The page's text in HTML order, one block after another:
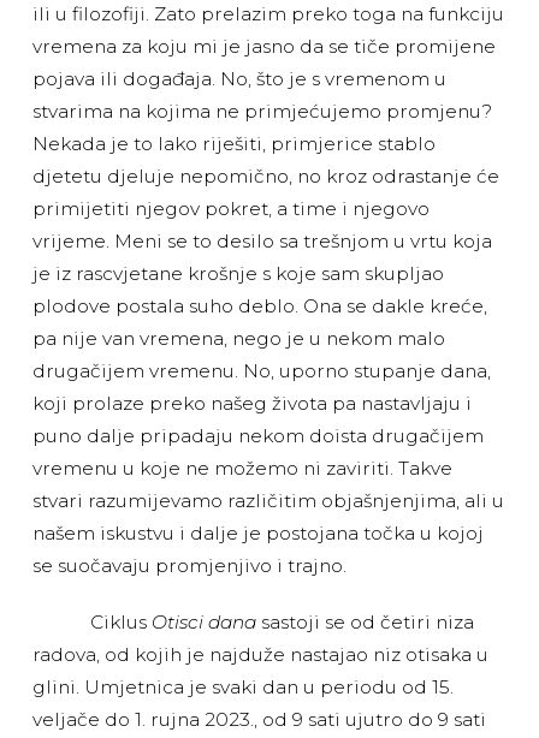
ili u filozofiji. Zato prelazim preko toga na funkciju
vremena za koju mi je jasno da se tiče promijene
pojava ili događaja. No, što je s vremenom u
stvarima na kojima ne primjećujemo promjenu?
Nekada je to lako riješiti, primjerice stablo
djetetu djeluje nepomično, no kroz odrastanje će
primijetiti njegov pokret, a time i njegovo
vrijeme. Meni se to desilo sa trešnjom u vrtu koja
je iz rascvjetane krošnje s koje sam skupljao
plodove postala suho deblo. Ona se dakle kreće,
pa nije van vremena, nego je u nekom malo
drugačijem vremenu. No, uporno stupanje dana,
koji prolaze preko našeg života pa nastavljaju i
puno dalje pripadaju nekom doista drugačijem
vremenu u koje ne možemo ni zaviriti. Takve
stvari razumijevamo različitim objašnjenjima, ali u
našem iskustvu i dalje je postojana točka u kojoj
se suočavaju promjenjivo i trajno.
Ciklus Otisci dana sastoji se od četiri niza
radova, od kojih je najduže nastajao niz otisaka u
glini. Umjetnica je svaki dan u periodu od 15.
veljače do 1. rujna 2023., od 9 sati ujutro do 9 sati